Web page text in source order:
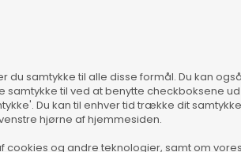
du samtykke til alle disse formål. Du kan
samtykke til ved at benytte checkboksene
Du kan til enhver tid trække dit
hjørne af hjemmesiden.
og andre teknologier, samt om
XL, 01 WHITE
Lollys Laundry - RomaLL Cloud T-Shirt - White
Fås